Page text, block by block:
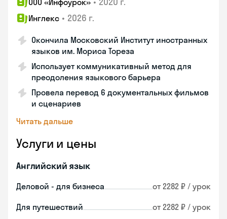
ООО «Инфоурок»
Инглекс • 2026 г.
Окончила Московский Институт иностранных
языков им. Мориса Тореза
Использует коммуникативный метод для
преодоления языкового барьера
Провела перевод 6 документальных фильмов
и сценариев
Читать дальше
Услуги и цены
Английский язык
Деловой - для бизнеса от 2282 ₽ / урок
Для путешествий от 2282 ₽ / урок